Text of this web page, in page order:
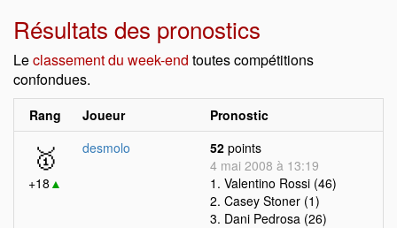
Résultats des pronostics
Leclassement du week-end toutes compétitions
confondues.
Rang Joueur Pronostic
🥇
+18 ▲
desmolo 52 points
4 mai 2008 à 13:19
1. Valentino Rossi (46)
2. Casey Stoner (1)
3. Dani Pedrosa (26)